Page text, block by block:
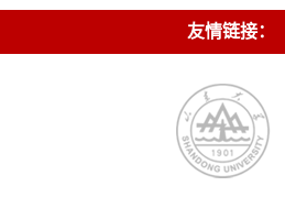
友情链接：